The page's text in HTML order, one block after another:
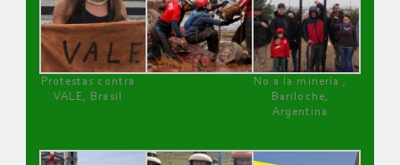
Protestas contra
VALE, Brasil
No a la minería ,
Bariloche,
Argentina